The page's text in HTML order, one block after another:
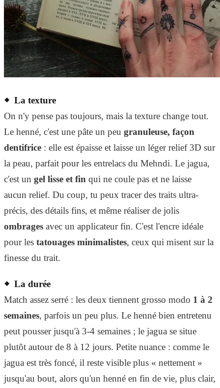
La texture
On n'y pense pas toujours, mais la texture change tout.
Le henné, c'est une pâte un peu granuleuse, façon
dentifrice : elle est épaisse et laisse un léger relief 3D sur
la peau, parfait pour les entrelacs du Mehndi. Le jagua,
c'est un gel lisse et fin qui ne coule pas et ne laisse
aucun relief. Du coup, tu peux tracer des traits ultra-
précis, des détails fins, et même réaliser de jolis
ombrages avec un applicateur fin. C'est l'encre idéale
pour les tatouages minimalistes, ceux qui misent sur la
finesse du trait.
La durée
Match assez serré : les deux tiennent grosso modo 1 à 2
semaines, parfois un peu plus. Le henné bien entretenu
peut pousser jusqu'à 3-4 semaines ; le jagua se situe
plutôt autour de 8 à 12 jours. Petite nuance : comme le
jagua est très foncé, il reste visible plus « nettement »
jusqu'au bout, alors qu'un henné en fin de vie, plus clair,